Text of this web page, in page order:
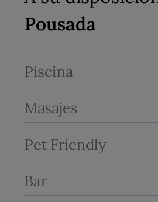
Pousada
Piscina
Masajes
Pet Friendly
Bar